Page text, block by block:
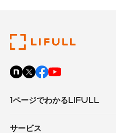
1ページでわかるLIFULL
サービス